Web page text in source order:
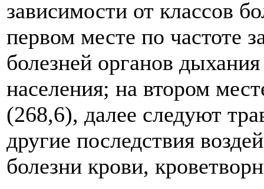
зависимости от классов
первом месте по частоте
болезней органов
населения; на втором
(268,6), далее следуют
другие последствия
болезни крови,